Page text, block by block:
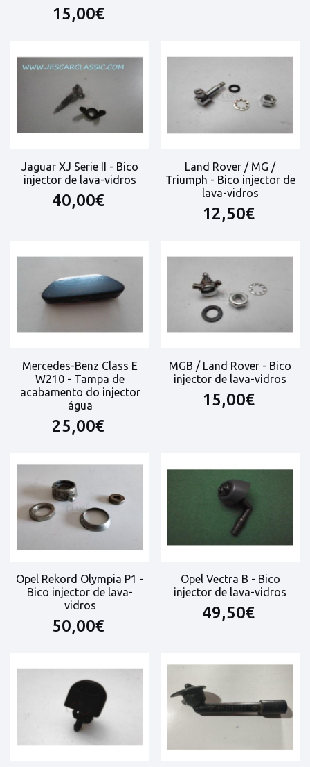
15,00€
Jaguar XJ Serie II - Bico
injector de lava-vidros
40,00€
Land Rover / MG /
Triumph - Bico injector de
lava-vidros
12,50€
Mercedes-Benz Class E
W210 - Tampa de
acabamento do injector
água
25,00€
MGB / Land Rover - Bico
injector de lava-vidros
15,00€
Opel Rekord Olympia P1 -
Bico injector de lava-
vidros
50,00€
Opel Vectra B - Bico
injector de lava-vidros
49,50€